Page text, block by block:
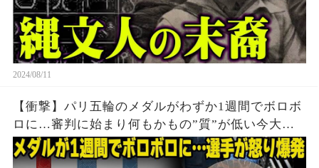
2024/08/11
【衝撃】パリ五輪のメダルがわずか1週間でボロボ
ロに…審判に始まり何もかもの”質”が低い今大会
に世界中から批判殺到…メダルの価値暴落で選手
達から怒りの声が止まらない…